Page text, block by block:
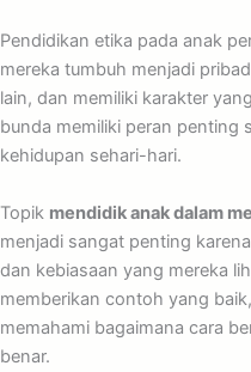
Pendidikan etika pada anak
mereka tumbuh menjadi
lain, dan memiliki karakter
bunda memiliki peran penting
kehidupan sehari-hari.
Topik mendidik anak dalam
menjadi sangat penting
dan kebiasaan yang mereka
memberikan contoh yang
memahami bagaimana cara
benar.